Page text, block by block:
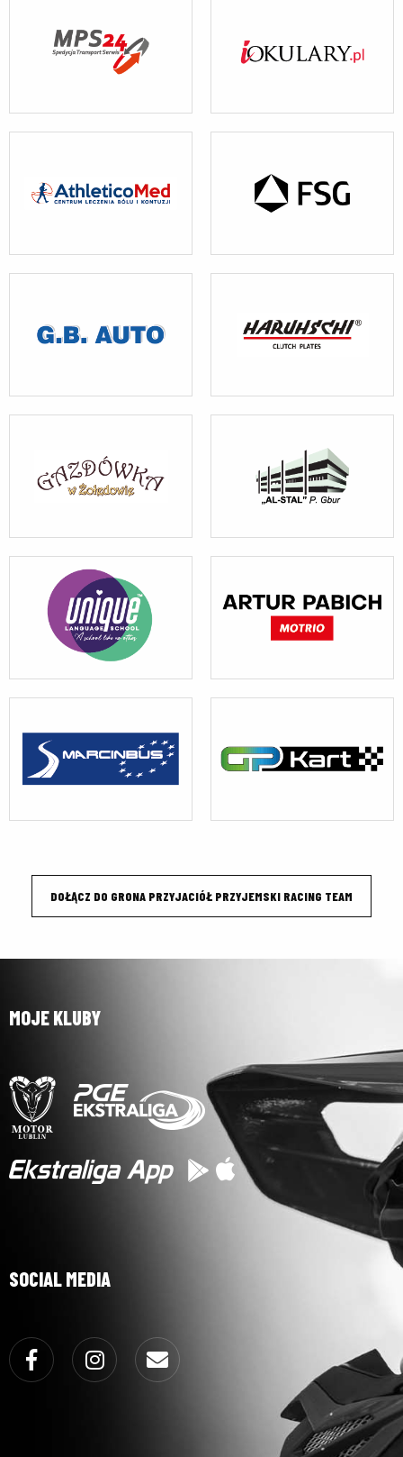
DOŁĄCZ DO GRONA PRZYJACIÓŁ PRZYJEMSKI RACING TEAM
MOJE KLUBY
SOCIAL MEDIA
Facebook Instagram